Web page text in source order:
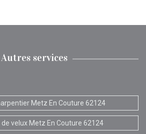
Autres services
Metz En Couture 62124
de velux Metz En Couture 62124